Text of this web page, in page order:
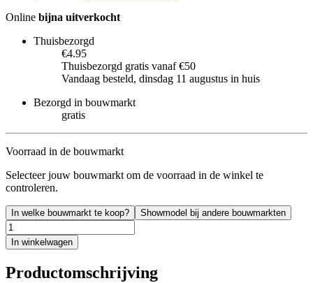
Online bijna uitverkocht
Thuisbezorgd
€4.95
Thuisbezorgd gratis vanaf €50
Vandaag besteld, dinsdag 11 augustus in huis
Bezorgd in bouwmarkt
gratis
Voorraad in de bouwmarkt
Selecteer jouw bouwmarkt om de voorraad in de winkel te
controleren.
In welke bouwmarkt te koop? Showmodel bij andere bouwmarkten
In winkelwagen
Productomschrijving